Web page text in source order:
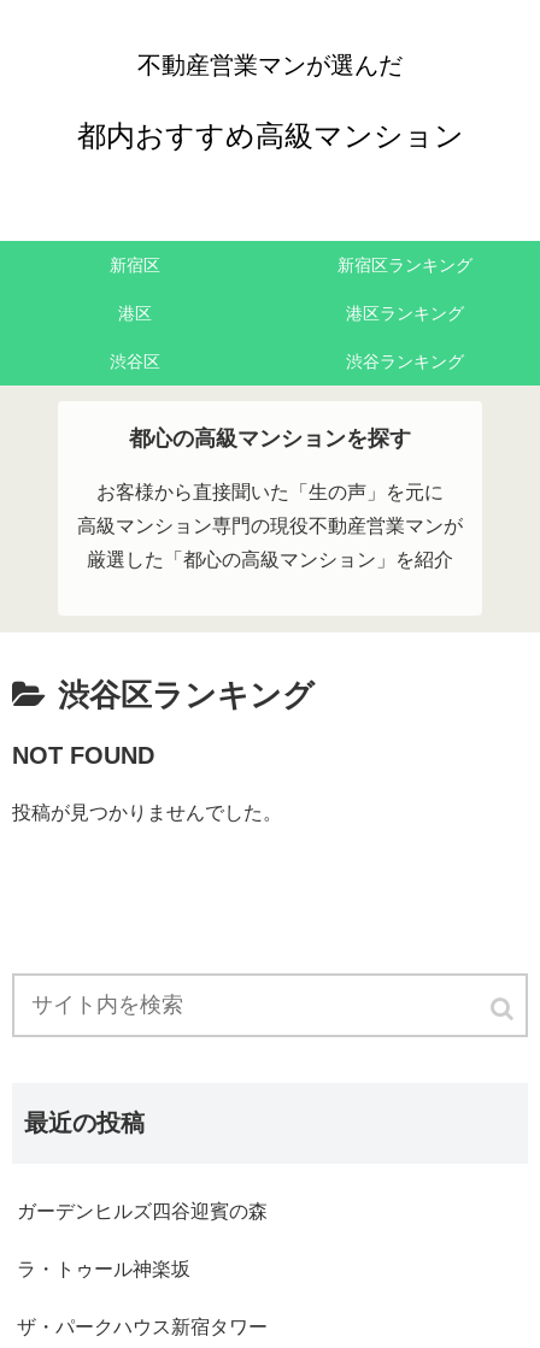
不動産営業マンが選んだ
都内おすすめ高級マンション
新宿区 新宿区ランキング
港区 港区ランキング
渋谷区 渋谷ランキング
都心の高級マンションを探す
お客様から直接聞いた「生の声」を元に
高級マンション専門の現役不動産営業マンが
厳選した「都心の高級マンション」を紹介
渋谷区ランキング
NOT FOUND
投稿が見つかりませんでした。
最近の投稿
ガーデンヒルズ四谷迎賓の森
ラ・トゥール神楽坂
ザ・パークハウス新宿タワー